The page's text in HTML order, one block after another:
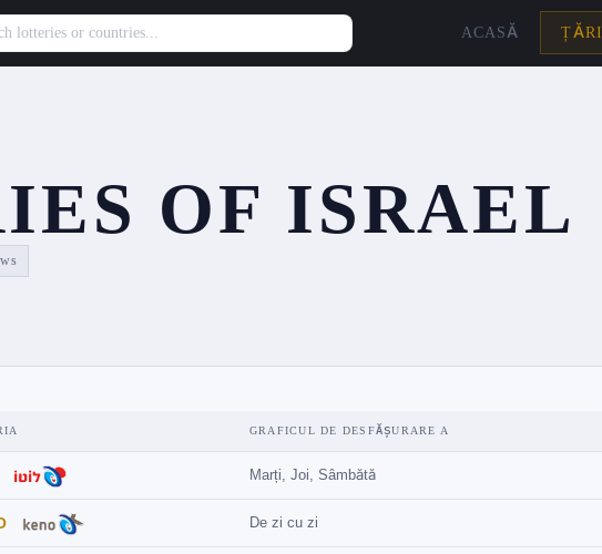
ACASĂ ȚĂRI
OF ISRAEL
GRAFICUL DE DESFĂȘURARE A
Marți, Joi, Sâmbătă
De zi cu zi